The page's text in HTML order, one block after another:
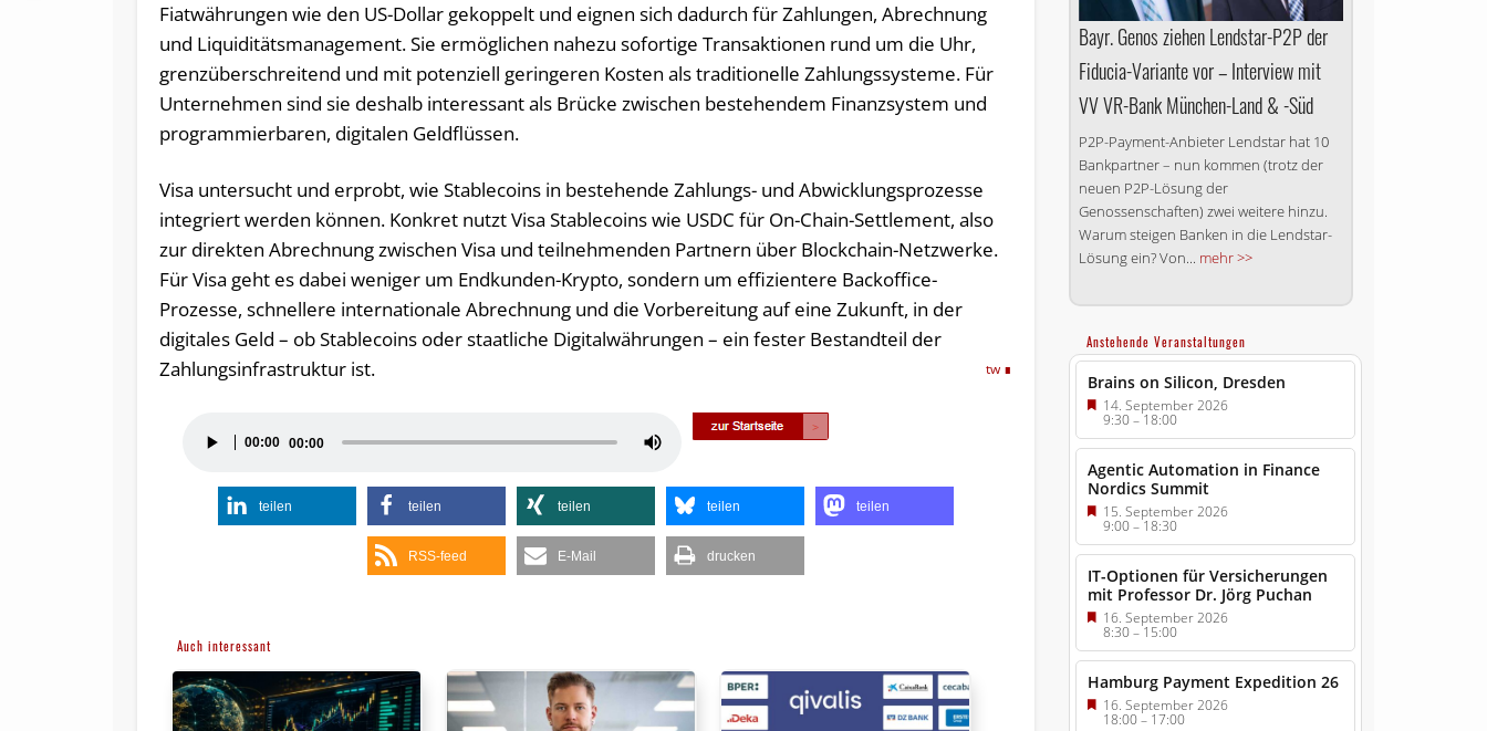
Fiatwährungen wie den US-Dollar gekoppelt und eignen sich dadurch für Zahlungen, Abrechnung
und Liquiditätsmanagement. Sie ermöglichen nahezu sofortige Transaktionen rund um die Uhr,
grenzüberschreitend und mit potenziell geringeren Kosten als traditionelle Zahlungssysteme. Für
Unternehmen sind sie deshalb interessant als Brücke zwischen bestehendem Finanzsystem und
programmierbaren, digitalen Geldflüssen.
Visa untersucht und erprobt, wie Stablecoins in bestehende Zahlungs- und Abwicklungsprozesse
integriert werden können. Konkret nutzt Visa Stablecoins wie USDC für On-Chain-Settlement, also
zur direkten Abrechnung zwischen Visa und teilnehmenden Partnern über Blockchain-Netzwerke.
Für Visa geht es dabei weniger um Endkunden-Krypto, sondern um effizientere Backoffice-
Prozesse, schnellere internationale Abrechnung und die Vorbereitung auf eine Zukunft, in der
digitales Geld – ob Stablecoins oder staatliche Digitalwährungen – ein fester Bestandteil der
Zahlungsinfrastruktur ist.
tw
Player
00:00 00:00
Pfeiltasten
benutzen,
um
teilen teilen teilen teilen teilen
RSS-feed E-Mail drucken
Auch interessant
Bayr. Genos ziehen Lendstar-P2P der
Fiducia-Variante vor – Interview mit
VV VR-Bank München-Land & -Süd
P2P-Payment-Anbieter Lendstar hat 10
Bankpartner – nun kommen (trotz der
neuen P2P-Lösung der
Genossenschaften) zwei weitere hinzu.
Warum steigen Banken in die Lendstar-
Lösung ein? Von... mehr >>
Anstehende Veranstaltungen
Brains on Silicon, Dresden
14. September 2026
9:30–18:00
Agentic Automation in Finance
Nordics Summit
15. September 2026
9:00–18:30
IT-Optionen für Versicherungen
mit Professor Dr. Jörg Puchan
16. September 2026
8:30–15:00
Hamburg Payment Expedition 26
16. September 2026
18:00– 17:00